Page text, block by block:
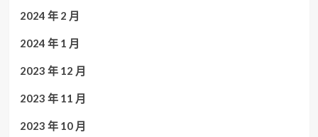
2024 年 2 月
2024 年 1 月
2023 年 12 月
2023 年 11 月
2023 年 10 月